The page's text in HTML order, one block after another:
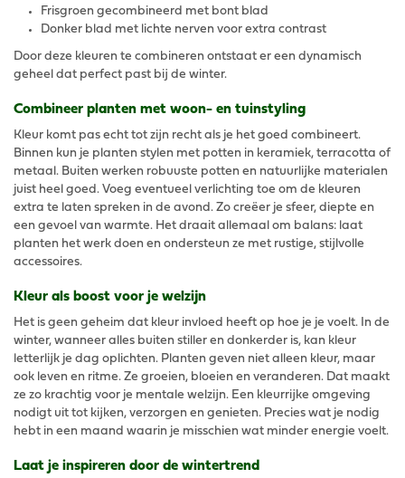
Frisgroen gecombineerd met bont blad
Donker blad met lichte nerven voor extra contrast
Door deze kleuren te combineren ontstaat er een dynamisch
geheel dat perfect past bij de winter.
Combineer planten met woon- en tuinstyling
Kleur komt pas echt tot zijn recht als je het goed combineert.
Binnen kun je planten stylen met potten in keramiek, terracotta of
metaal. Buiten werken robuuste potten en natuurlijke materialen
juist heel goed. Voeg eventueel verlichting toe om de kleuren
extra te laten spreken in de avond. Zo creëer je sfeer, diepte en
een gevoel van warmte. Het draait allemaal om balans: laat
planten het werk doen en ondersteun ze met rustige, stijlvolle
accessoires.
Kleur als boost voor je welzijn
Het is geen geheim dat kleur invloed heeft op hoe je je voelt. In de
winter, wanneer alles buiten stiller en donkerder is, kan kleur
letterlijk je dag oplichten. Planten geven niet alleen kleur, maar
ook leven en ritme. Ze groeien, bloeien en veranderen. Dat maakt
ze zo krachtig voor je mentale welzijn. Een kleurrijke omgeving
nodigt uit tot kijken, verzorgen en genieten. Precies wat je nodig
hebt in een maand waarin je misschien wat minder energie voelt.
Laat je inspireren door de wintertrend